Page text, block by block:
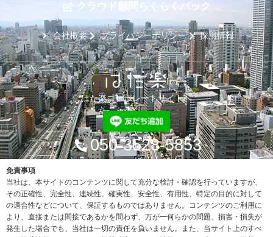
クラウド顧問らくらくパック
会社概要 プライバシーポリシー 採用情報
はた楽コーポレートサイトへ
050-3528-5853
免責事項
当社は、本サイトのコンテンツに関して充分な検討・確認を行っていますが、
その正確性、完全性、連続性、確実性、安全性、有用性、特定の目的に対して
の適合性などについて、保証するものではありません。コンテンツのご利用に
より、直接または間接であるかを問わず、万が一何らかの問題、損害・損失が
発生した場合でも、当社は一切の責任を負いません。また、当サイト上のすべ